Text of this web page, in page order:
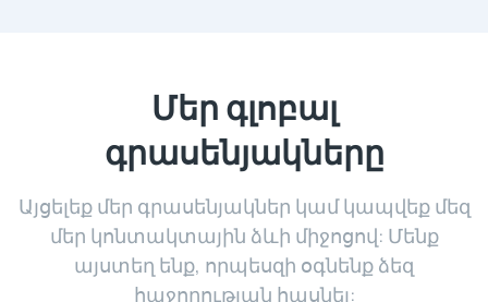
Մեր գլոբալ
գրասենյակները
Այցելեք մեր գրասենյակներ կամ կապվեք մեզ
մեր կոնտակտային ձևի միջոցով: Մենք
այստեղ ենք, որպեսզի օգնենք ձեզ
հաջողության հասնել: